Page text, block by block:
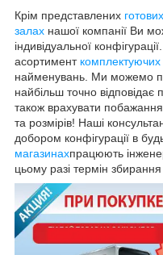
Крім представлених
залах нашої компанії Ви
індивідуальної
асортимент комплектуючих
найменувань. Ми можемо
найбільш точно
також врахувати
та розмірів! Наші
добором конфігурації в
магазинахпрацюють
цьому разі термін